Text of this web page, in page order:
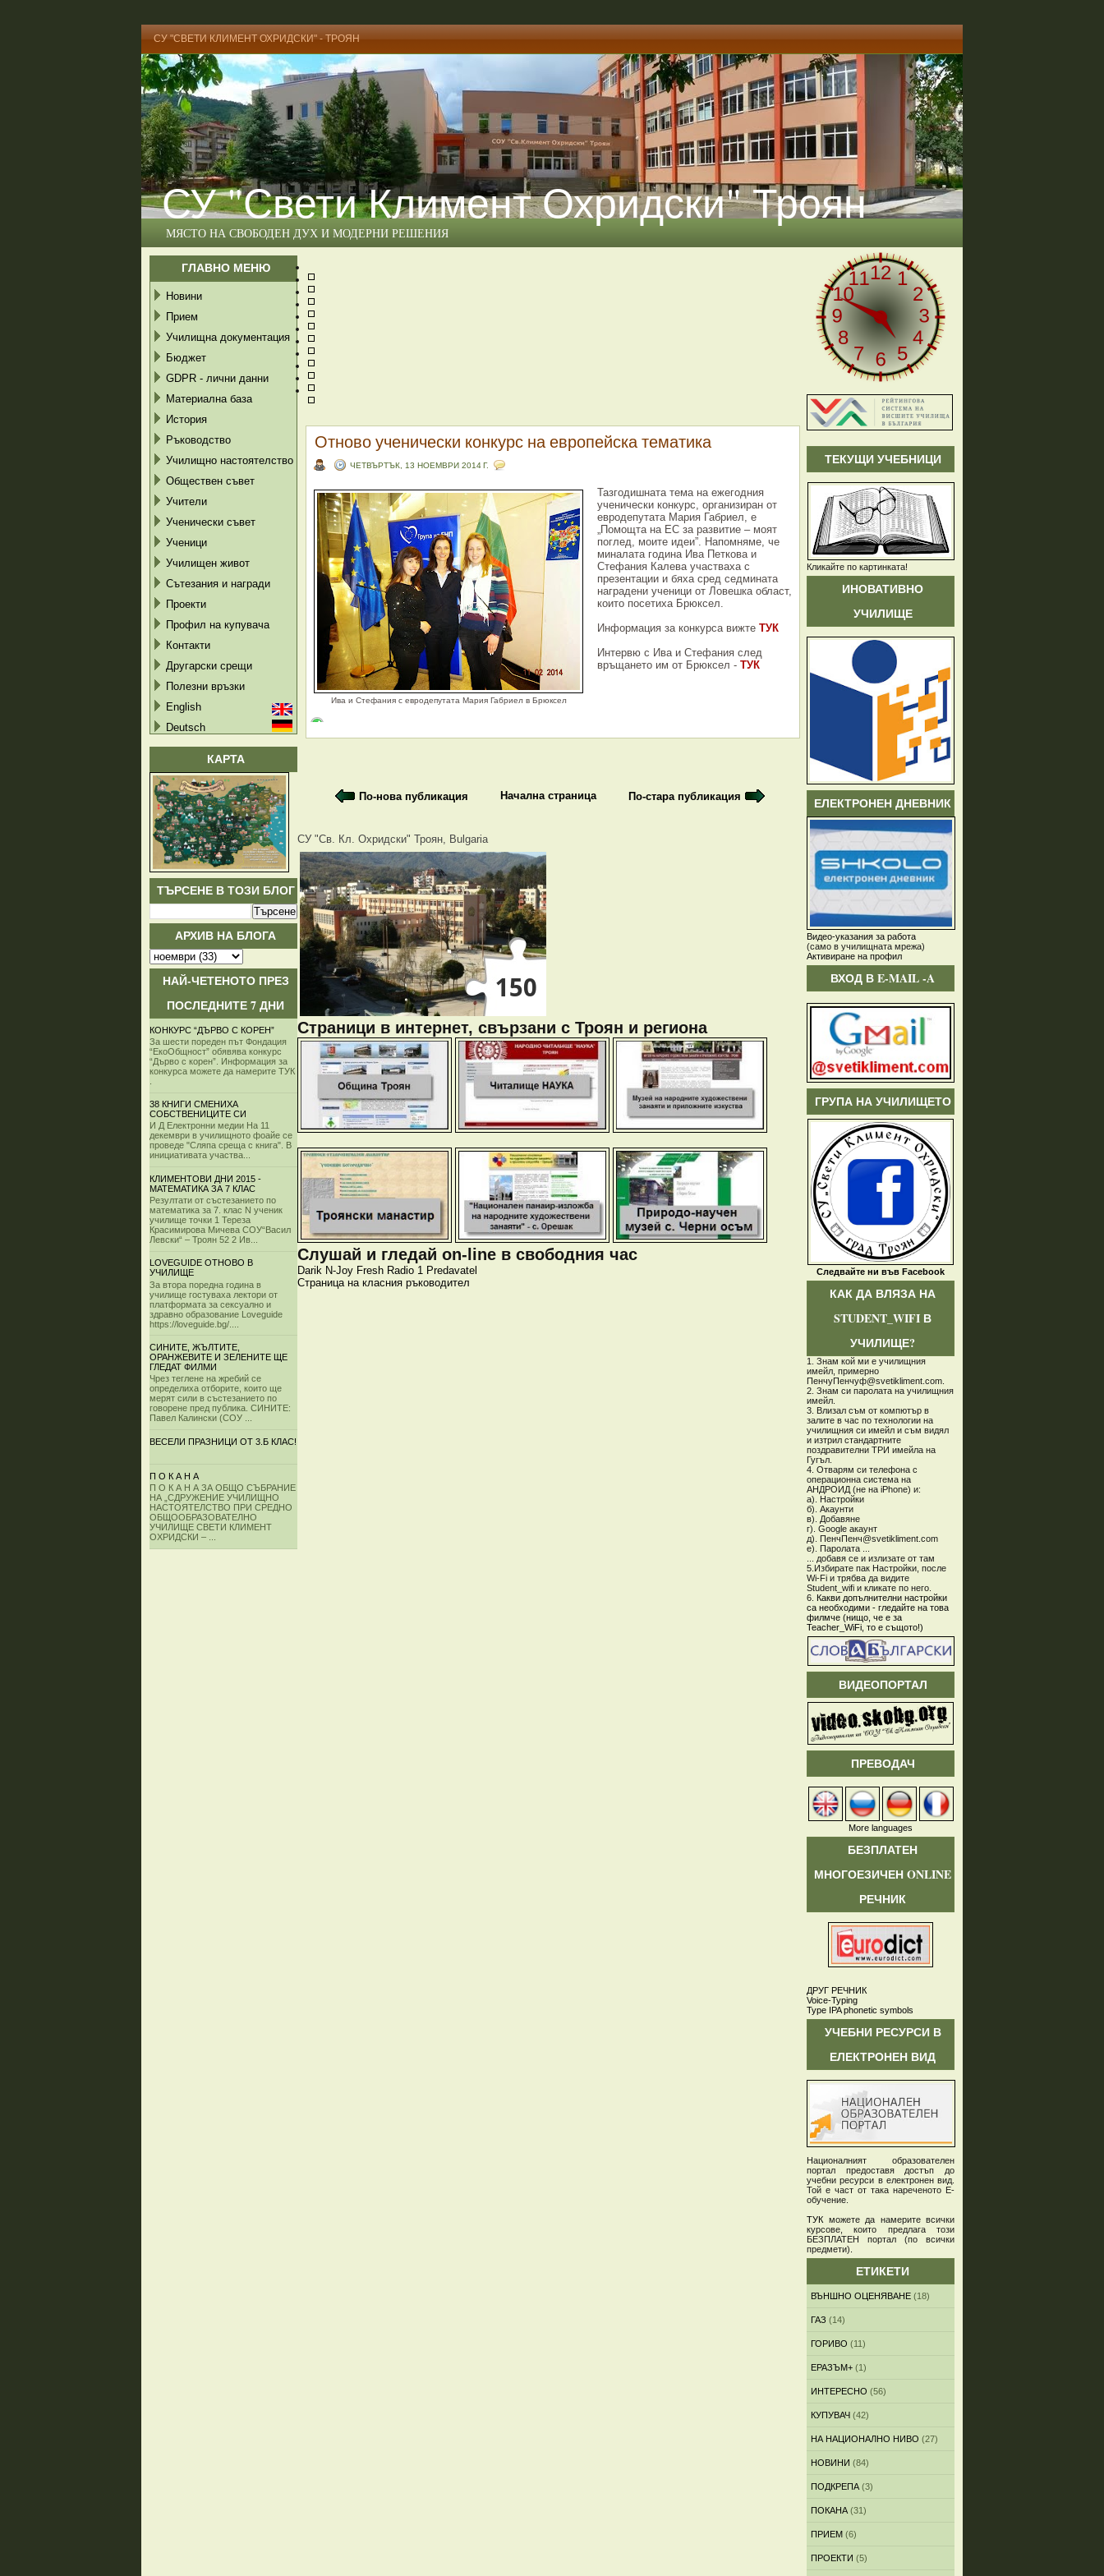
СУ "СВЕТИ КЛИМЕНТ ОХРИДСКИ" - ТРОЯН
СУ "Свети Климент Охридски" Троян
МЯСТО НА СВОБОДЕН ДУХ И МОДЕРНИ РЕШЕНИЯ
ГЛАВНО МЕНЮ
Новини
Прием
Училищна документация
Бюджет
GDPR - лични данни
Материална база
История
Ръководство
Училищно настоятелство
Обществен съвет
Учители
Ученически съвет
Ученици
Училищен живот
Сътезания и награди
Проекти
Профил на купувача
Контакти
Другарски срещи
Полезни връзки
English
Deutsch
КАРТА
ТЪРСЕНЕ В ТОЗИ БЛОГ
АРХИВ НА БЛОГА
НАЙ-ЧЕТЕНОТО ПРЕЗ
ПОСЛЕДНИТЕ 7 ДНИ
КОНКУРС “ДЪРВО С КОРЕН”
За шести пореден път Фондация
“ЕкоОбщност” обявява конкурс
“Дърво с корен”. Информация за
конкурса можете да намерите ТУК
38 КНИГИ СМЕНИХА
СОБСТВЕНИЦИТЕ СИ
И Д Електронни медии На 11
декември в училищното фоайе се
проведе "Сляпа среща с книга". В
инициативата участва...
КЛИМЕНТОВИ ДНИ 2015 -
МАТЕМАТИКА ЗА 7 КЛАС
Резултати от състезанието по
математика за 7. клас N ученик
училище точки 1 Тереза
Красимирова Мичева СОУ“Васил
Левски“ – Троян 52 2 Ив...
LOVEGUIDE ОТНОВО В
УЧИЛИЩЕ
За втора поредна година в
училище гостуваха лектори от
платформата за сексуално и
здравно образование Loveguide
https://loveguide.bg/....
СИНИТЕ, ЖЪЛТИТЕ,
ОРАНЖЕВИТЕ И ЗЕЛЕНИТЕ ЩЕ
ГЛЕДАТ ФИЛМИ
Чрез теглене на жребий се
определиха отборите, които ще
мерят сили в състезанието по
говорене пред публика. СИНИТЕ:
Павел Калински (СОУ ...
ВЕСЕЛИ ПРАЗНИЦИ ОТ 3.Б КЛАС!
П О К А Н А
П О К А Н А ЗА ОБЩО СЪБРАНИЕ
НА „СДРУЖЕНИЕ УЧИЛИЩНО
НАСТОЯТЕЛСТВО ПРИ СРЕДНО
ОБЩООБРАЗОВАТЕЛНО
УЧИЛИЩЕ СВЕТИ КЛИМЕНТ
ОХРИДСКИ – ...
Отново ученически конкурс на европейска тематика
ЧЕТВЪРТЪК, 13 НОЕМВРИ 2014 Г.
Ива и Стефания с евродепутата Мария Габриел в Брюксел
Тазгодишната тема на ежегодния
ученически конкурс, организиран от
евродепутата Мария Габриел, е
„Помощта на ЕС за развитие – моят
поглед, моите идеи”. Напомняме, че
миналата година Ива Петкова и
Стефания Калева участваха с
презентации и бяха сред седмината
наградени ученици от Ловешка област,
които посетиха Брюксел.
Информация за конкурса вижте ТУК
Интервю с Ива и Стефания след
връщането им от Брюксел - ТУК
По-нова публикация По-стара публикация
Начална страница
СУ "Св. Кл. Охридски" Троян, Bulgaria
Страници в интернет, свързани с Троян и региона
Слушай и гледай on-line в свободния час
Darik N-Joy Fresh Radio 1 Predavatel
Страница на класния ръководител
ТЕКУЩИ УЧЕБНИЦИ
Кликайте по картинката!
ИНОВАТИВНО
УЧИЛИЩЕ
ЕЛЕКТРОНЕН ДНЕВНИК
Видео-указания за работа
(само в училищната мрежа)
Активиране на профил
ВХОД В E-MAIL -A
ГРУПА НА УЧИЛИЩЕТО
Следвайте ни във Facebook
КАК ДА ВЛЯЗА НА
STUDENT_WIFI В
УЧИЛИЩЕ?
1. Знам кой ми е училищния
имейл, примерно
ПенчуПенчуф@svetikliment.com.
2. Знам си паролата на училищния
имейл.
3. Влизал съм от компютър в
залите в час по технологии на
училищния си имейл и съм видял
и изтрил стандартните
поздравителни ТРИ имейла на
Гугъл.
4. Отварям си телефона с
операционна система на
АНДРОИД (не на iPhone) и:
а). Настройки
б). Акаунти
в). Добавяне
г). Google акаунт
д). ПенчПенч@svetikliment.com
е). Паролата ...
... добавя се и излизате от там
5.Избирате пак Настройки, после
Wi-Fi и трябва да видите
Student_wifi и кликате по него.
6. Какви допълнителни настройки
са необходими - гледайте на това
филмче (нищо, че е за
Teacher_WiFi, то е същото!)
ВИДЕОПОРТАЛ
ПРЕВОДАЧ
More languages
БЕЗПЛАТЕН
МНОГОЕЗИЧЕН ONLINE
РЕЧНИК
ДРУГ РЕЧНИК
Voice-Typing
Type IPA phonetic symbols
УЧЕБНИ РЕСУРСИ В
ЕЛЕКТРОНЕН ВИД
Националният образователен
портал предоставя достъп до
учебни ресурси в електронен вид.
Той е част от така нареченото Е-
обучение.
ТУКможете да намерите всички
курсове, които предлага този
БЕЗПЛАТЕН портал (по всички
предмети).
ЕТИКЕТИ
ВЪНШНО ОЦЕНЯВАНЕ (18)
ГАЗ (14)
ГОРИВО (11)
ЕРАЗЪМ+ (1)
ИНТЕРЕСНО (56)
КУПУВАЧ (42)
НА НАЦИОНАЛНО НИВО (27)
НОВИНИ (84)
ПОДКРЕПА (3)
ПОКАНА (31)
ПРИЕМ (6)
ПРОЕКТИ (5)